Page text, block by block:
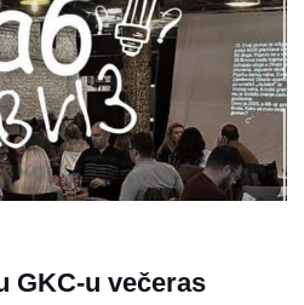
GKC-u večeras